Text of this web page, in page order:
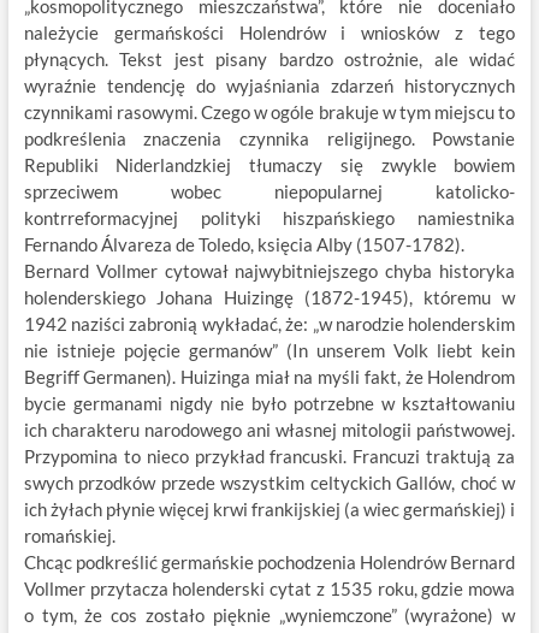
„kosmopolitycznego mieszczaństwa”, które nie doceniało
należycie germańskości Holendrów i wniosków z tego
płynących. Tekst jest pisany bardzo ostrożnie, ale widać
wyraźnie tendencję do wyjaśniania zdarzeń historycznych
czynnikami rasowymi. Czego w ogóle brakuje w tym miejscu to
podkreślenia znaczenia czynnika religijnego. Powstanie
Republiki Niderlandzkiej tłumaczy się zwykle bowiem
sprzeciwem wobec niepopularnej katolicko-
kontrreformacyjnej polityki hiszpańskiego namiestnika
Fernando Álvareza de Toledo, księcia Alby (1507-1782).
Bernard Vollmer cytował najwybitniejszego chyba historyka
holenderskiego Johana Huizingę (1872-1945), któremu w
1942 naziści zabronią wykładać, że: „w narodzie holenderskim
nie istnieje pojęcie germanów” (In unserem Volk liebt kein
Begriff Germanen). Huizinga miał na myśli fakt, że Holendrom
bycie germanami nigdy nie było potrzebne w kształtowaniu
ich charakteru narodowego ani własnej mitologii państwowej.
Przypomina to nieco przykład francuski. Francuzi traktują za
swych przodków przede wszystkim celtyckich Gallów, choć w
ich żyłach płynie więcej krwi frankijskiej (a wiec germańskiej) i
romańskiej.
Chcąc podkreślić germańskie pochodzenia Holendrów Bernard
Vollmer przytacza holenderski cytat z 1535 roku, gdzie mowa
o tym, że cos zostało pięknie „wyniemczone” (wyrażone) w